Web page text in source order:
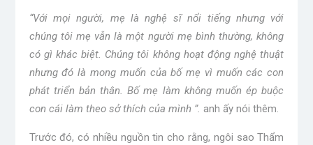
“Với mọi người, mẹ là nghệ sĩ nổi tiếng nhưng với
chúng tôi mẹ vẫn là một người mẹ bình thường, không
có gì khác biệt. Chúng tôi không hoạt động nghệ thuật
nhưng đó là mong muốn của bố mẹ vì muốn các con
phát triển bản thân. Bố mẹ làm không muốn ép buộc
con cái làm theo sở thích của mình ”. anh ấy nói thêm.
Trước đó, có nhiều nguồn tin cho rằng, ngôi sao Thẩm